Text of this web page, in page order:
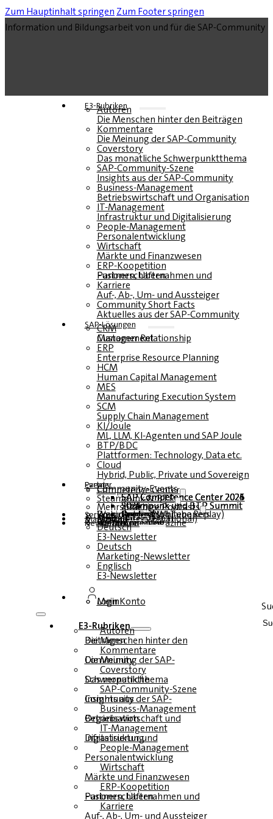
Zum Hauptinhalt springen Zum Footer springen
Information und Bildungsarbeit von und für die SAP-Community
E3-Rubriken
Autoren
Die Menschen hinter den Beiträgen
Kommentare
Die Meinung der SAP-Community
Coverstory
Das monatliche Schwerpunktthema
SAP-Community-Szene
Insights aus der SAP-Community
Business-Management
Betriebswirtschaft und Organisation
IT-Management
Infrastruktur und Digitalisierung
People-Management
Personalentwicklung
Wirtschaft
Märkte und Finanzwesen
ERP-Koopetition
Fusionen, Übernahmen und Partnerschaften
Karriere
Auf-, Ab-, Um- und Aussteiger
Community Short Facts
Aktuelles aus der SAP-Community
SAP-Lösungen
CRM
Customer Relationship Management
ERP
Enterprise Resource Planning
HCM
Human Capital Management
MES
Manufacturing Execution System
SCM
Supply Chain Management
KI/Joule
ML, LLM, KI-Agenten und SAP Joule
BTP/BDC
Plattformen: Technology, Data etc.
Cloud
Hybrid, Public, Private und Sovereign
Partner
EventsCommunity-Events
Competence Center
SAP Competence Center 2026
SAP Competence Center 2025
SAP Competence Center 2024
SAP Competence Center 2023
Steampunk & BTP
Steampunk und BTP Summit 2026
Steampunk und BTP Summit 2025
Steampunk und BTP Summit 2024
Mehrsprachige Podcasts
Deutsch
Englisch
Spanisch
Französisch
Roundtables (YouTube Replay)
Webinare und Whitepapers
Service
Formulare
Kontakt
Mediadaten DACH
Media Kit (International)
Magazin
hier abonnieren
für Abonnenten
kostenfreie Magazine
Newsletter
Deutsch
E3-Newsletter
Deutsch
Marketing-Newsletter
Englisch
E3-Newsletter
Login
Mein Konto
E3-Rubriken
Autoren
Die Menschen hinter den Beiträgen
Kommentare
Die Meinung der SAP-Community
Coverstory
Das monatliche Schwerpunktthema
SAP-Community-Szene
Insights aus der SAP-Community
Business-Management
Betriebswirtschaft und Organisation
IT-Management
Infrastruktur und Digitalisierung
People-Management
Personalentwicklung
Wirtschaft
Märkte und Finanzwesen
ERP-Koopetition
Fusionen, Übernahmen und Partnerschaften
Karriere
Auf-, Ab-, Um- und Aussteiger